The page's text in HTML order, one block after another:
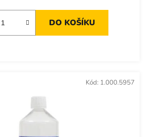
DO KOŠÍKU
Kód: 1.000.5957